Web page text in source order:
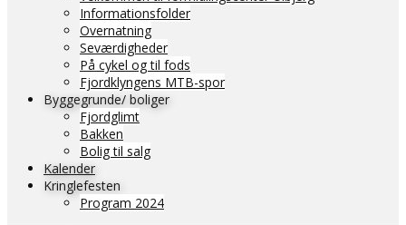
Informationsfolder
Overnatning
Seværdigheder
På cykel og til fods
Fjordklyngens MTB-spor
Byggegrunde/ boliger
Fjordglimt
Bakken
Bolig til salg
Kalender
Kringlefesten
Program 2024